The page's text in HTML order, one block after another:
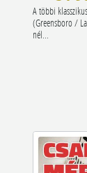
A többi
(Greensboro /
nél...